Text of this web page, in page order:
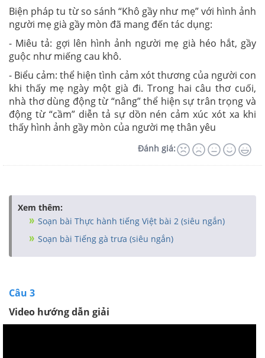
Biện pháp tu từ so sánh “Khô gầy như mẹ” với hình ảnh
người mẹ già gầy mòn đã mang đến tác dụng:
- Miêu tả: gợi lên hình ảnh người mẹ già héo hắt, gầy
guộc như miếng cau khô.
- Biểu cảm: thể hiện tình cảm xót thương của người con
khi thấy mẹ ngày một già đi. Trong hai câu thơ cuối,
nhà thơ dùng động từ “nâng” thể hiện sự trân trọng và
động từ “cầm” diễn tả sự dồn nén cảm xúc xót xa khi
thấy hình ảnh gầy mòn của người mẹ thân yêu
Đánh giá:
Xem thêm:
Soạn bài Thực hành tiếng Việt bài 2 (siêu ngắn)
Soạn bài Tiếng gà trưa (siêu ngắn)
Câu 3
Video hướng dẫn giải